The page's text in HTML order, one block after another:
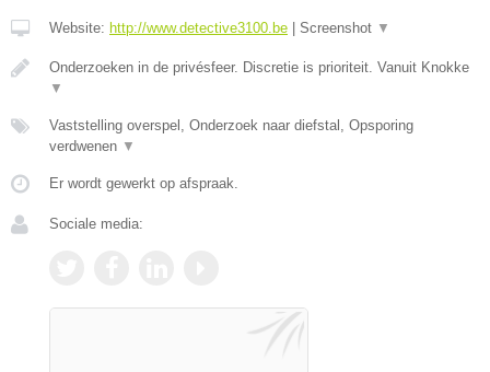
Website: http://www.detective3100.be | Screenshot ▼
Onderzoeken in de privésfeer. Discretie is prioriteit. Vanuit Knokke
▼
Vaststelling overspel, Onderzoek naar diefstal, Opsporing
verdwenen ▼
Er wordt gewerkt op afspraak.
Sociale media: